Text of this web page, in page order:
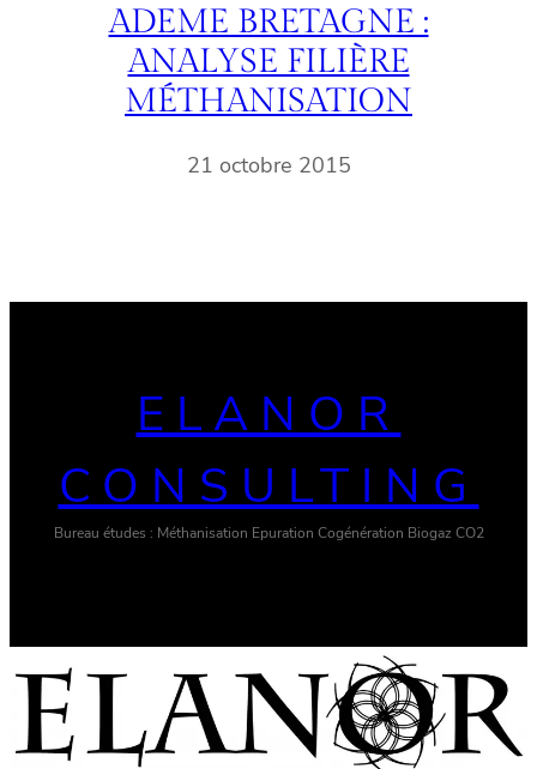
ADEME BRETAGNE :
ANALYSE FILIÈRE
MÉTHANISATION
21 octobre 2015
ELANOR
CONSULTING
Bureau études : Méthanisation Epuration Cogénération Biogaz CO2